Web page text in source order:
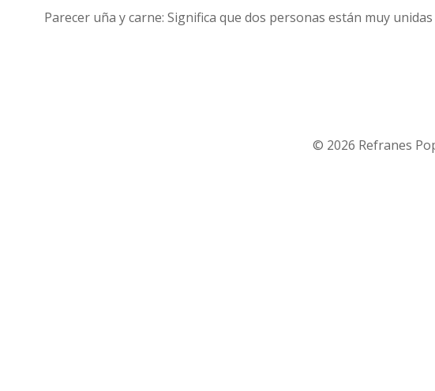
Parecer uña y carne: Significa que dos personas están muy
© 2026 Refranes